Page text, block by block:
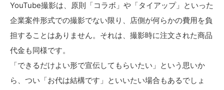
YouTube撮影は、原則「コラボ」や「タイアップ」といった
企業案件形式での撮影でない限り、店側が何らかの費用を負
担することはありません。それは、撮影時に注文された商品
代金も同様です。
「できるだけよい形で宣伝してもらいたい」という思いか
ら、つい「お代は結構です」といいたい場合もあるでしょ